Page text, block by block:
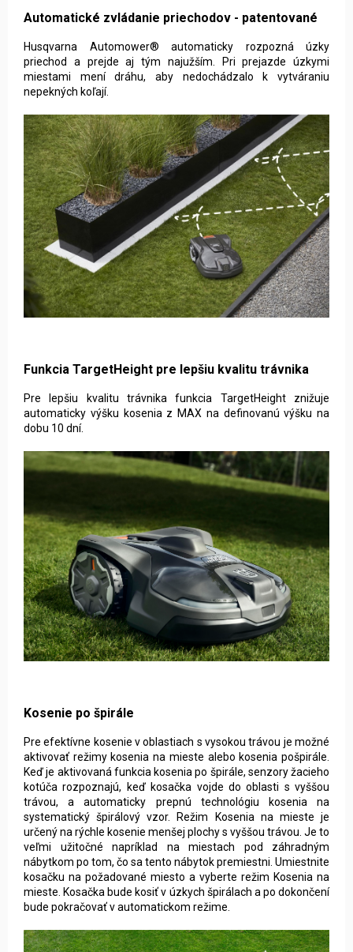
Automatické zvládanie priechodov - patentované
Husqvarna Automower® automaticky rozpozná úzky
priechod a prejde aj tým najužším. Pri prejazde úzkymi
miestami mení dráhu, aby nedochádzalo k vytváraniu
nepekných koľají.
Funkcia TargetHeight pre lepšiu kvalitu trávnika
Pre lepšiu kvalitu trávnika funkcia TargetHeight znižuje
automaticky výšku kosenia z MAX na definovanú výšku na
dobu 10 dní.
Kosenie po špirále
Pre efektívne kosenie v oblastiach s vysokou trávou je možné
aktivovať režimy kosenia na mieste alebo kosenia pošpirále.
Keď je aktivovaná funkcia kosenia po špirále, senzory žacieho
kotúča rozpoznajú, keď kosačka vojde do oblasti s vyššou
trávou, a automaticky prepnú technológiu kosenia na
systematický špirálový vzor. Režim Kosenia na mieste je
určený na rýchle kosenie menšej plochy s vyššou trávou. Je to
veľmi užitočné napríklad na miestach pod záhradným
nábytkom po tom, čo sa tento nábytok premiestni. Umiestnite
kosačku na požadované miesto a vyberte režim Kosenia na
mieste. Kosačka bude kosiť v úzkych špirálach a po dokončení
bude pokračovať v automatickom režime.